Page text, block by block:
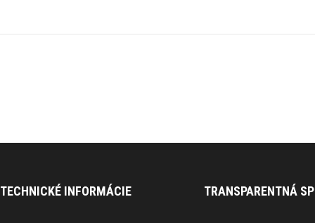
TECHNICKÉ INFORMÁCIE TRANSPARENTNÁ